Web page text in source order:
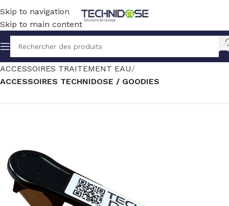
Skip to navigation
Skip to main content
Accueil TRAITEMENT EAU
ACCESSOIRES TRAITEMENT EAU
ACCESSOIRES TECHNIDOSE / GOODIES